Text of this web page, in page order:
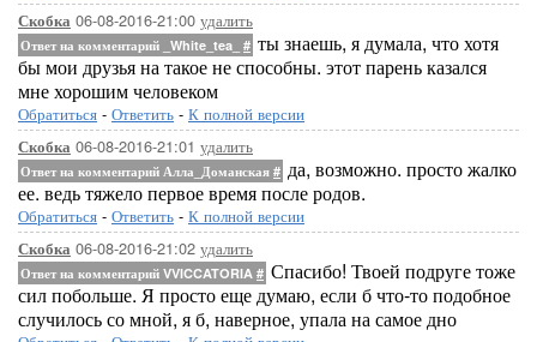
Скобка 06-08-2016-21:00 удалить
Ответ на комментарий _White_tea_ # ты знаешь, я думала, что хотя
бы мои друзья на такое не способны. этот парень казался
мне хорошим человеком
Обратиться - Ответить - К полной версии
Скобка 06-08-2016-21:01 удалить
Ответ на комментарий Алла_Доманская # да, возможно. просто жалко
ее. ведь тяжело первое время после родов.
Обратиться - Ответить - К полной версии
Скобка 06-08-2016-21:02 удалить
Ответ на комментарий VVICCATORIA # Спасибо! Твоей подруге тоже
сил побольше. Я просто еще думаю, если б что-то подобное
случилось со мной, я б, наверное, упала на самое дно